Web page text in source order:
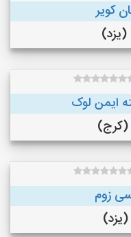
کویر
(یزد)
ایمن لوک
(کرج)
زوم